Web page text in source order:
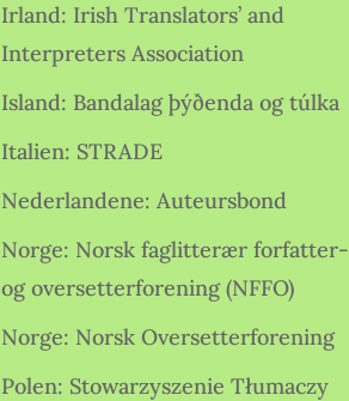
Irland: Irish Translators’ and
Interpreters Association
Island: Bandalag þýðenda og túlka
Italien: STRADE
Nederlandene: Auteursbond
Norge: Norsk faglitterær forfatter-
og oversetterforening (NFFO)
Norge: Norsk Oversetterforening
Polen: Stowarzyszenie Tłumaczy